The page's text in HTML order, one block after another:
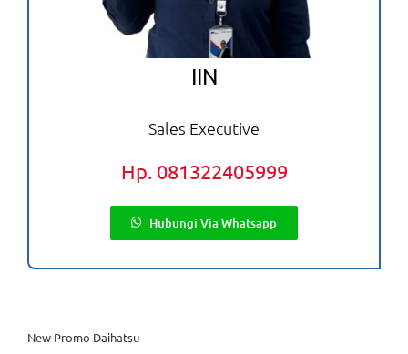
IIN
Sales Executive
Hp. 081322405999
Hubungi Via Whatsapp
New Promo Daihatsu